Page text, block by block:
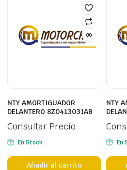
NTY AMORTIGUADOR
DELANTERO 8Z0413031AB
Consultar Precio
En Stock
Añadir al carrito
NTY
En